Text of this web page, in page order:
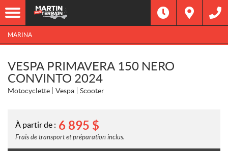
MARINA
VESPA PRIMAVERA 150 NERO
CONVINTO 2024
Motocyclette Vespa Scooter
À partir de : 6 895 $
Frais de transport et préparation inclus.